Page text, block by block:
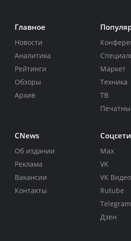
Главное
Новости
Аналитика
Рейтинги
Обзоры
Архив
Маркет
Техника
ТВ
CNews
Об издании
Реклама
Вакансии
Контакты
Соцсети
Max
VK
VK Видео
Rutube
Telegram
Дзен